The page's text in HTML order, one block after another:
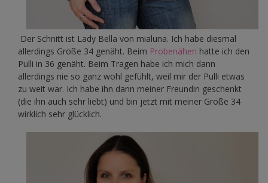
Der Schnitt ist Lady Bella von mialuna. Ich habe diesmal
allerdings Größe 34 genäht. Beim Probenähen hatte ich den
Pulli in 36 genäht. Beim Tragen habe ich mich dann
allerdings nie so ganz wohl gefühlt, weil mir der Pulli etwas
zu weit war. Ich habe ihn dann meiner Freundin geschenkt
(die ihn auch sehr liebt) und bin jetzt mit meiner Größe 34
wirklich sehr glücklich.